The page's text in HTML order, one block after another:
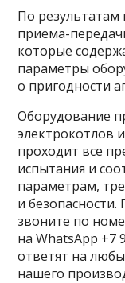
По результатам
приема-
которые
параметры
о пригодности
Оборудование
электрокотлов
проходит все
испытания и
параметрам,
и
звоните по
на WhatsApp +7
ответят на
нашего